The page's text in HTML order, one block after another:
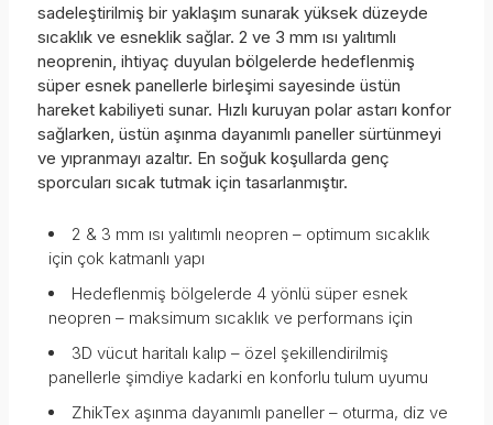
sadeleştirilmiş bir yaklaşım sunarak yüksek düzeyde
sıcaklık ve esneklik sağlar. 2 ve 3 mm ısı yalıtımlı
neoprenin, ihtiyaç duyulan bölgelerde hedeflenmiş
süper esnek panellerle birleşimi sayesinde üstün
hareket kabiliyeti sunar. Hızlı kuruyan polar astarı konfor
sağlarken, üstün aşınma dayanımlı paneller sürtünmeyi
ve yıpranmayı azaltır. En soğuk koşullarda genç
sporcuları sıcak tutmak için tasarlanmıştır.
2 & 3 mm ısı yalıtımlı neopren – optimum sıcaklık
için çok katmanlı yapı
Hedeflenmiş bölgelerde 4 yönlü süper esnek
neopren – maksimum sıcaklık ve performans için
3D vücut haritalı kalıp – özel şekillendirilmiş
panellerle şimdiye kadarki en konforlu tulum uyumu
ZhikTex aşınma dayanımlı paneller – oturma, diz ve